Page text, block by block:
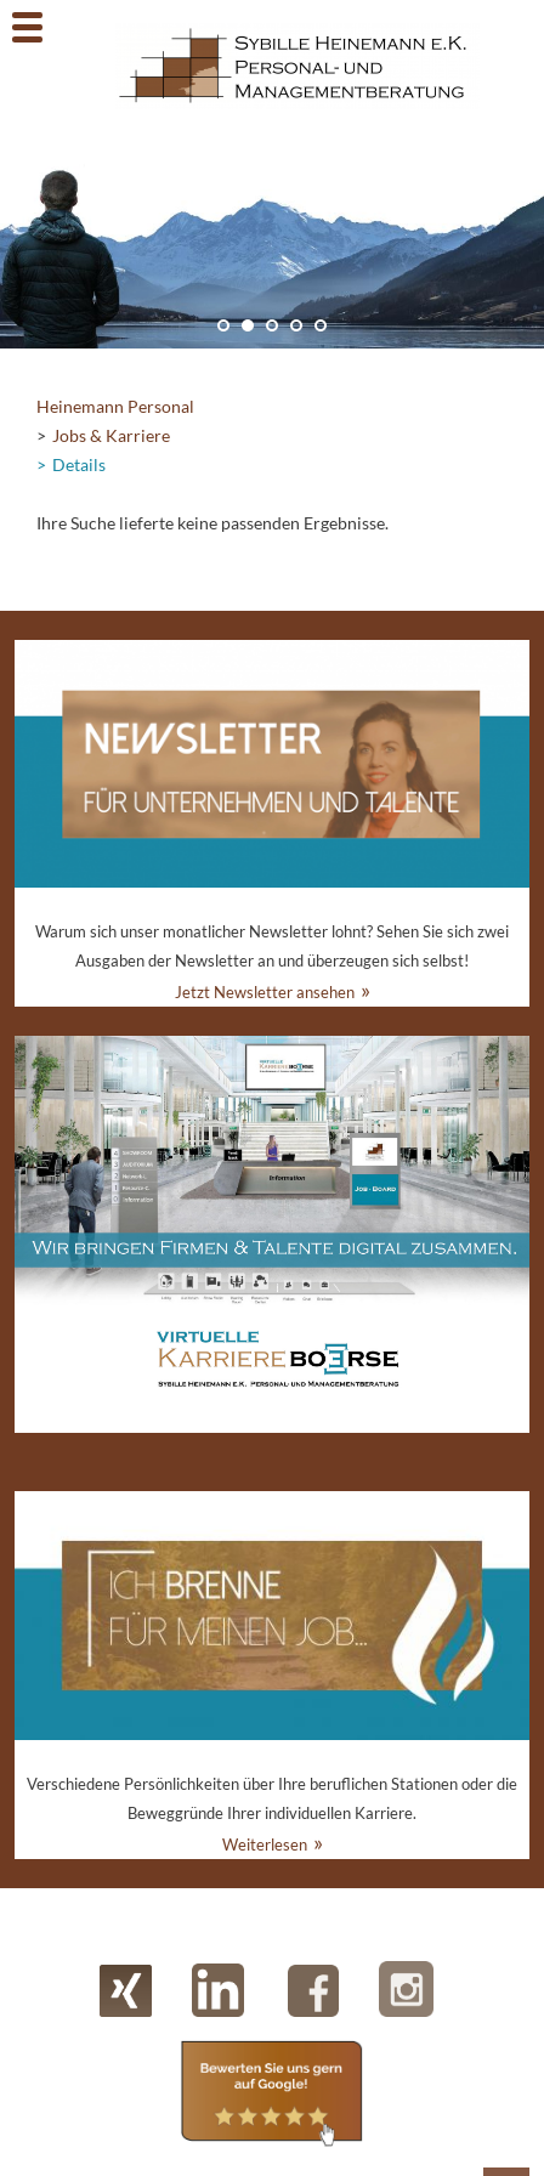
Heinemann Personal
Jobs & Karriere
Details
Ihre Suche lieferte keine passenden Ergebnisse.
Warum sich unser monatlicher Newsletter lohnt? Sehen Sie sich zwei
Ausgaben der Newsletter an und überzeugen sich selbst!
Jetzt Newsletter ansehen
Verschiedene Persönlichkeiten über Ihre beruflichen Stationen oder die
Beweggründe Ihrer individuellen Karriere.
Weiterlesen